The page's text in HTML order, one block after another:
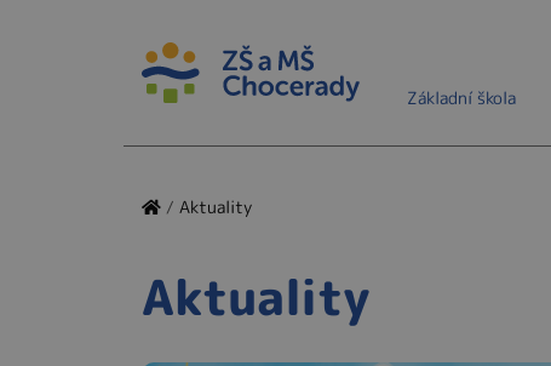
Základní škola
/ Aktuality
Aktuality